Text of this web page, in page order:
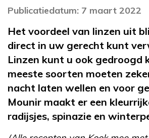
Publicatiedatum: 7 maart 2022
Het voordeel van linzen uit
direct in uw gerecht kunt
Linzen kunt u ook gedroogd
meeste soorten moeten
nacht laten wellen en voor
Mounir maakt er een
radijsjes, spinazie en